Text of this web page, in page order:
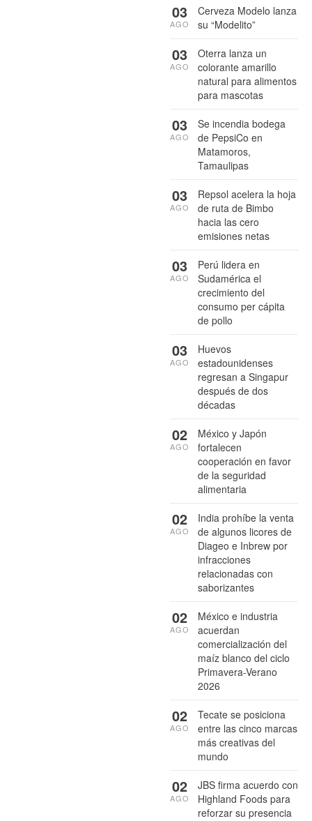
Cerveza Modelo lanza
su “Modelito”
03
AGO
Oterra lanza un
colorante amarillo
natural para alimentos
para mascotas
03
AGO
Se incendia bodega
de PepsiCo en
Matamoros,
Tamaulipas
03
AGO
Repsol acelera la hoja
de ruta de Bimbo
hacia las cero
emisiones netas
03
AGO
Perú lidera en
Sudamérica el
crecimiento del
consumo per cápita
de pollo
03
AGO
Huevos
estadounidenses
regresan a Singapur
después de dos
décadas
03
AGO
México y Japón
fortalecen
cooperación en favor
de la seguridad
alimentaria
02
AGO
India prohíbe la venta
de algunos licores de
Diageo e Inbrew por
infracciones
relacionadas con
saborizantes
02
AGO
México e industria
acuerdan
comercialización del
maíz blanco del ciclo
Primavera-Verano
2026
02
AGO
Tecate se posiciona
entre las cinco marcas
más creativas del
mundo
02
AGO
JBS firma acuerdo con
Highland Foods para
reforzar su presencia
02
AGO